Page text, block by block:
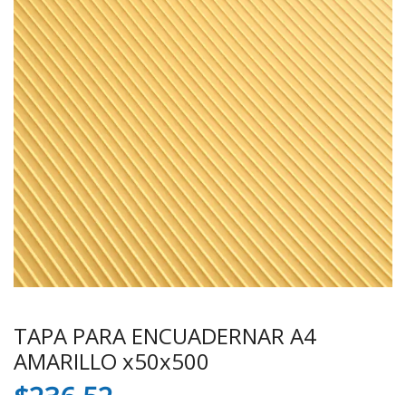
TAPA PARA ENCUADERNAR A4
AMARILLO x50x500